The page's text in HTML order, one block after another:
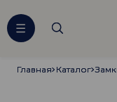
Главная
Главная Каталог
Каталог